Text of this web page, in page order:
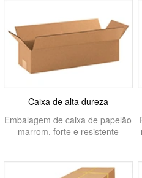
Caixa de alta dureza
Embalagem de caixa de papelão
marrom, forte e resistente